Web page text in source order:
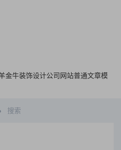
金牛装饰设计公司网站普通文章模
搜索